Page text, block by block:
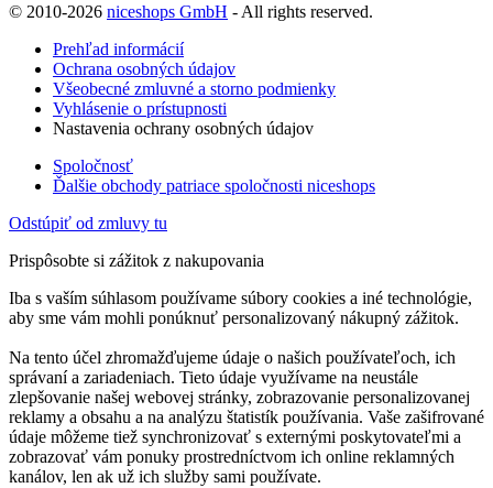
© 2010-2026 niceshops GmbH - All rights reserved.
Prehľad informácií
Ochrana osobných údajov
Všeobecné zmluvné a storno podmienky
Vyhlásenie o prístupnosti
Nastavenia ochrany osobných údajov
Spoločnosť
Ďalšie obchody patriace spoločnosti niceshops
Odstúpiť od zmluvy tu
Prispôsobte si zážitok z nakupovania
Iba s vaším súhlasom používame súbory cookies a iné technológie,
aby sme vám mohli ponúknuť personalizovaný nákupný zážitok.
Na tento účel zhromažďujeme údaje o našich používateľoch, ich
správaní a zariadeniach. Tieto údaje využívame na neustále
zlepšovanie našej webovej stránky, zobrazovanie personalizovanej
reklamy a obsahu a na analýzu štatistík používania. Vaše zašifrované
údaje môžeme tiež synchronizovať s externými poskytovateľmi a
zobrazovať vám ponuky prostredníctvom ich online reklamných
kanálov, len ak už ich služby sami používate.